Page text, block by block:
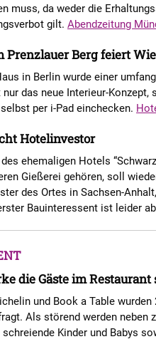
muss, da weder die
gilt. Abendzeitung
Prenzlauer Berg feiert
in Berlin wurde einer
nur das neue Interieur-
per i-Pad einchecken.
Hotelinvestor
ehemaligen Hotels
Gießerei gehören, soll
des Ortes in Sachsen-
Bauinteressent ist leider
die Gäste im Restaurant
und Book a Table wurden
Als störend werden neben
schreiende Kinder und Babys